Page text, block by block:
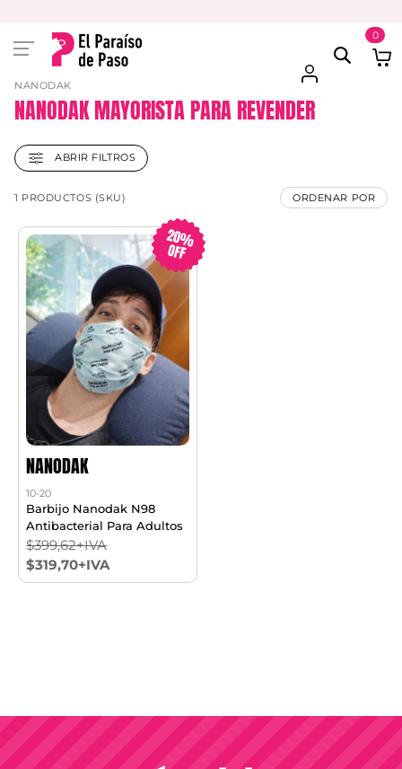
0
NANODAK
NANODAK MAYORISTA PARA REVENDER
ABRIR FILTROS
1 PRODUCTOS (SKU) ORDENAR POR
20%
OFF
NANODAK
10-20
Barbijo Nanodak N98
Antibacterial Para Adultos
$399,62+IVA
$319,70+IVA